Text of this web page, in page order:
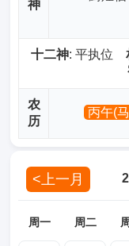
神
十二神: 平执位
农
历
丙午(
<上一月
周一 周二